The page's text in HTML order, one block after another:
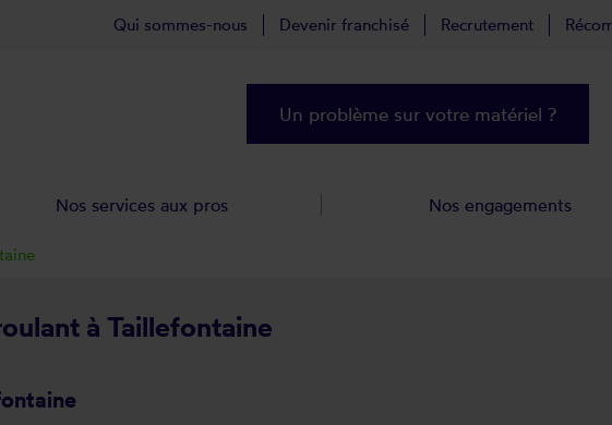
à Taillefontaine
Qui sommes-nous Devenir franchisé Recrutement
Un problème sur votre matériel ?
Nos services aux pros Nos engagements